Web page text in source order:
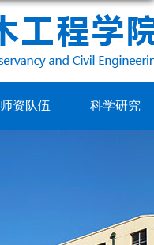
师资队伍 科学研究